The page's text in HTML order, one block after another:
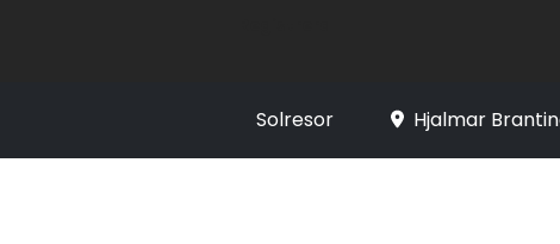
Solresor Hjalmar